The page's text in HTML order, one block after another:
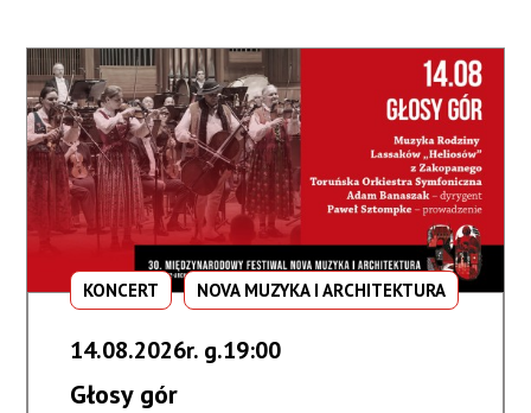
KONCERT NOVA MUZYKA I ARCHITEKTURA
14.08.2026r. g.19:00
Głosy gór